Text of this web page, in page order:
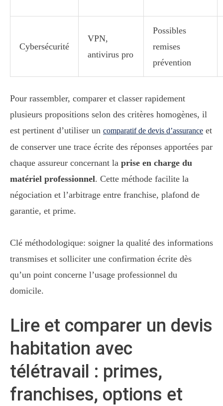
Cybersécurité
VPN,
antivirus pro
Possibles
remises
prévention
Pour rassembler, comparer et classer rapidement
plusieurs propositions selon des critères homogènes, il
est pertinent d’utiliser un comparatif de devis d’assurance et
de conserver une trace écrite des réponses apportées par
chaque assureur concernant la prise en charge du
matériel professionnel. Cette méthode facilite la
négociation et l’arbitrage entre franchise, plafond de
garantie, et prime.
Clé méthodologique: soigner la qualité des informations
transmises et solliciter une confirmation écrite dès
qu’un point concerne l’usage professionnel du
domicile.
Lire et comparer un devis
habitation avec
télétravail : primes,
franchises, options et